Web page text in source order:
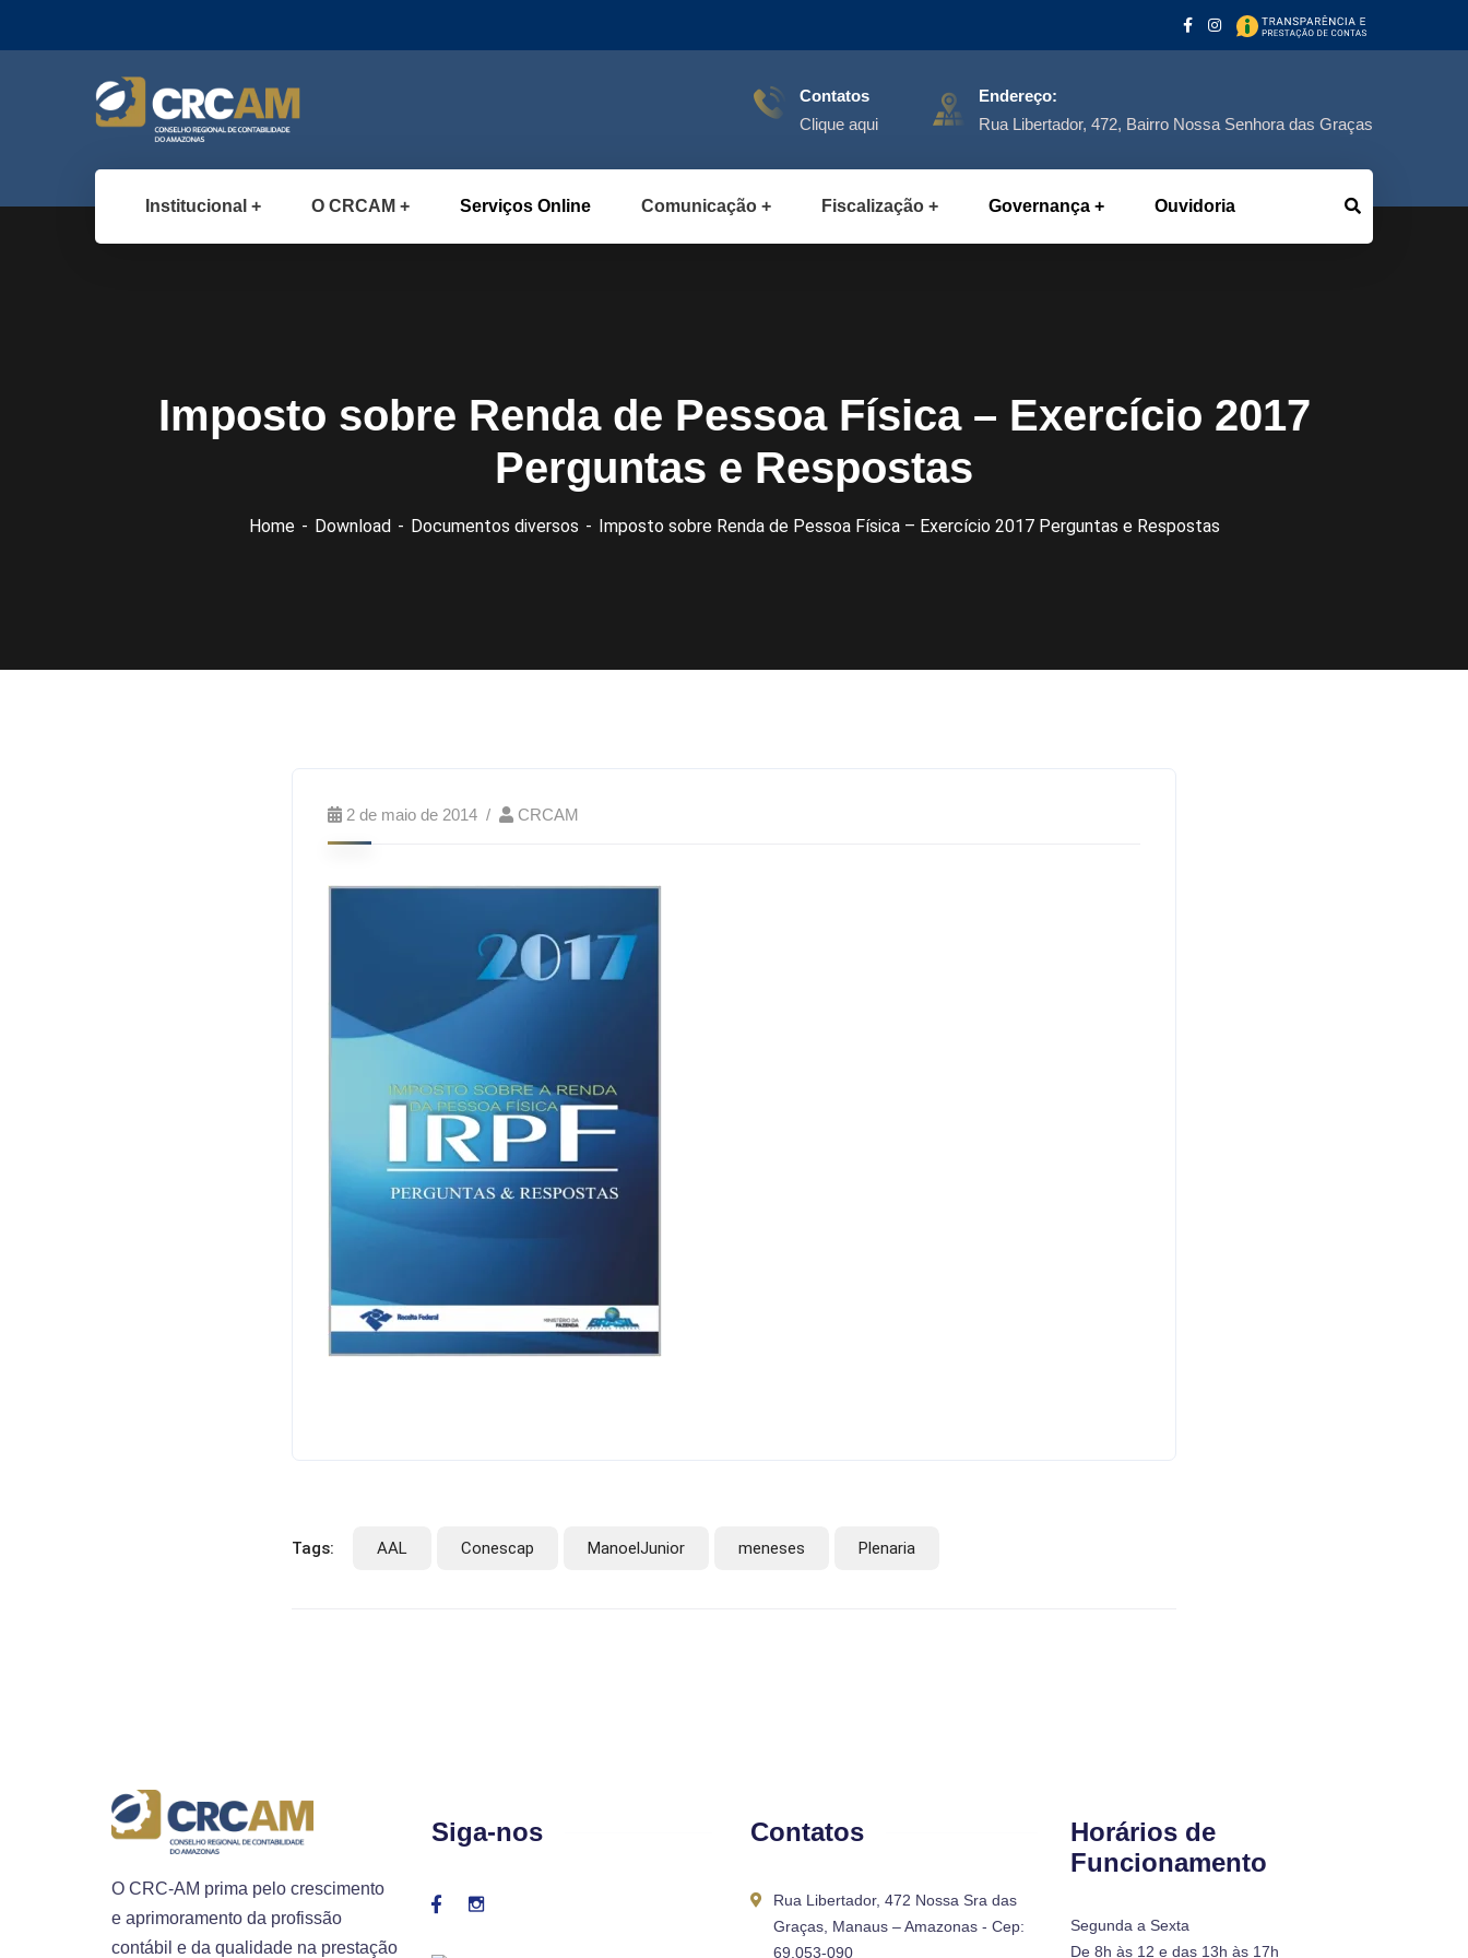
Contatos
Clique aqui
Endereço:
Rua Libertador, 472, Bairro Nossa Senhora das Graças
Institucional O CRCAM Serviços Online Comunicação Fiscalização Governança Ouvidoria
Imposto sobre Renda de Pessoa Física – Exercício 2017
Perguntas e Respostas
Home Download Documentos diversos Imposto sobre Renda de Pessoa Física – Exercício 2017 Perguntas e Respostas
2 de maio de 2014 CRCAM
Tags: AAL Conescap ManoelJunior meneses Plenaria
O CRC-AM prima pelo crescimento
e aprimoramento da profissão
contábil e da qualidade na prestação
Siga-nos Contatos
Rua Libertador, 472 Nossa Sra das
Graças, Manaus – Amazonas - Cep:
69.053-090
Horários de
Funcionamento
Segunda a Sexta
De 8h às 12 e das 13h às 17h